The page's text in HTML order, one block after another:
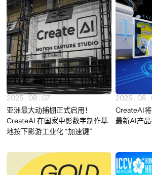
2025 . 08 . 07
亚洲最大动捕棚正式启用！
CreateAI 在国家中影数字制作基
地按下影游工业化 “加速键”
2025 . 08 .
CreateAI
最新AI产